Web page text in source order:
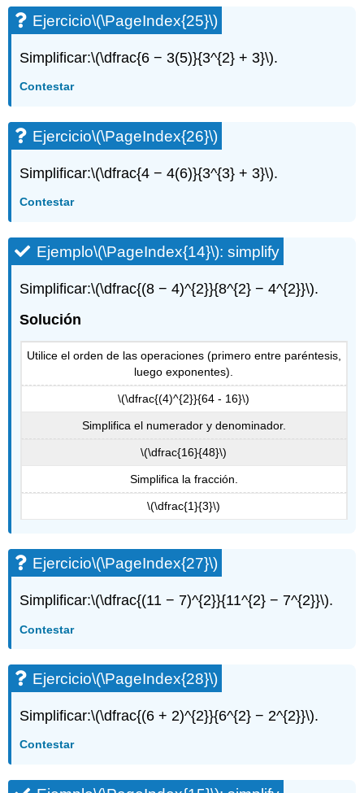
Ejercicio\(\PageIndex{25}\)
Simplificar:\(\dfrac{6 − 3(5)}{3^{2} + 3}\).
Contestar
Ejercicio\(\PageIndex{26}\)
Simplificar:\(\dfrac{4 − 4(6)}{3^{3} + 3}\).
Contestar
Ejemplo\(\PageIndex{14}\): simplify
Simplificar:\(\dfrac{(8 − 4)^{2}}{8^{2} − 4^{2}}\).
Solución
Utilice el orden de las operaciones (primero entre paréntesis,
luego exponentes).
\(\dfrac{(4)^{2}}{64 - 16}\)
Simplifica el numerador y denominador.
\(\dfrac{16}{48}\)
Simplifica la fracción.
\(\dfrac{1}{3}\)
Ejercicio\(\PageIndex{27}\)
Simplificar:\(\dfrac{(11 − 7)^{2}}{11^{2} − 7^{2}}\).
Contestar
Ejercicio\(\PageIndex{28}\)
Simplificar:\(\dfrac{(6 + 2)^{2}}{6^{2} − 2^{2}}\).
Contestar